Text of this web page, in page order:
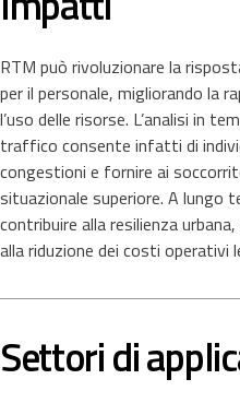
RTM può rivoluzionare la
per il personale, migliorando la
l’uso delle risorse. L’analisi in
traffico consente infatti di
congestioni e fornire ai
situazionale superiore. A lungo
contribuire alla resilienza
alla riduzione dei costi operativi
Settori di